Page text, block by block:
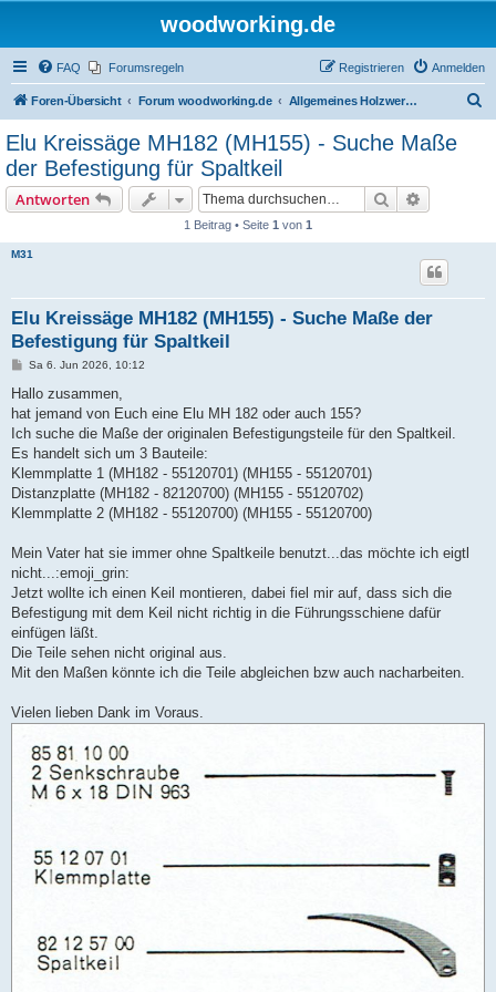
woodworking.de
FAQ Forumsregeln Anmelden
Registrieren
Foren-Übersicht Forum woodworking.de Allgemeines Holzwerkerforum - das laute Forum
Elu Kreissäge MH182 (MH155) - Suche Maße
der Befestigung für Spaltkeil
Antworten Suche
1 Beitrag • Seite 1 von 1
M31
Elu Kreissäge MH182 (MH155) - Suche Maße der
Befestigung für Spaltkeil
B
i
r
a
Sa 6. Jun 2026, 10:12
Hallo zusammen,
hat jemand von Euch eine Elu MH 182 oder auch 155?
Ich suche die Maße der originalen Befestigungsteile für den Spaltkeil.
Es handelt sich um 3 Bauteile:
Klemmplatte 1 (MH182 - 55120701) (MH155 - 55120701)
Distanzplatte (MH182 - 82120700) (MH155 - 55120702)
Klemmplatte 2 (MH182 - 55120700) (MH155 - 55120700)
Mein Vater hat sie immer ohne Spaltkeile benutzt...das möchte ich eigtl
nicht...:emoji_grin:
Jetzt wollte ich einen Keil montieren, dabei fiel mir auf, dass sich die
Befestigung mit dem Keil nicht richtig in die Führungsschiene dafür
einfügen läßt.
Die Teile sehen nicht original aus.
Mit den Maßen könnte ich die Teile abgleichen bzw auch nacharbeiten.
Vielen lieben Dank im Voraus.